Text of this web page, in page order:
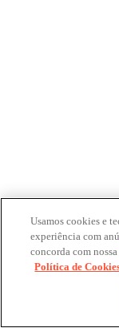
Usamos cookies e
experiência com
concorda com nossa
Política de